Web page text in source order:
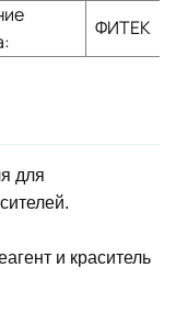
ФИТЕК
для
и краситель